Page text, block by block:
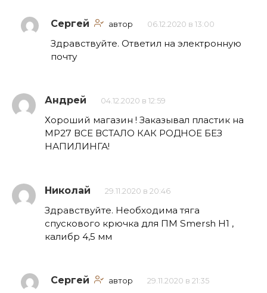
Сергей автор 06.12.2020 в 13:00
Здравствуйте. Ответил на электронную
почту
Андрей 04.12.2020 в 12:59
Хороший магазин ! Заказывал пластик на
МР27 ВСЕ ВСТАЛО КАК РОДНОЕ БЕЗ
НАПИЛИНГА!
Николай 29.11.2020 в 20:46
Здравствуйте. Необходима тяга
спускового крючка для ПМ Smersh H1 ,
калибр 4,5 мм
Сергей автор 29.11.2020 в 21:35